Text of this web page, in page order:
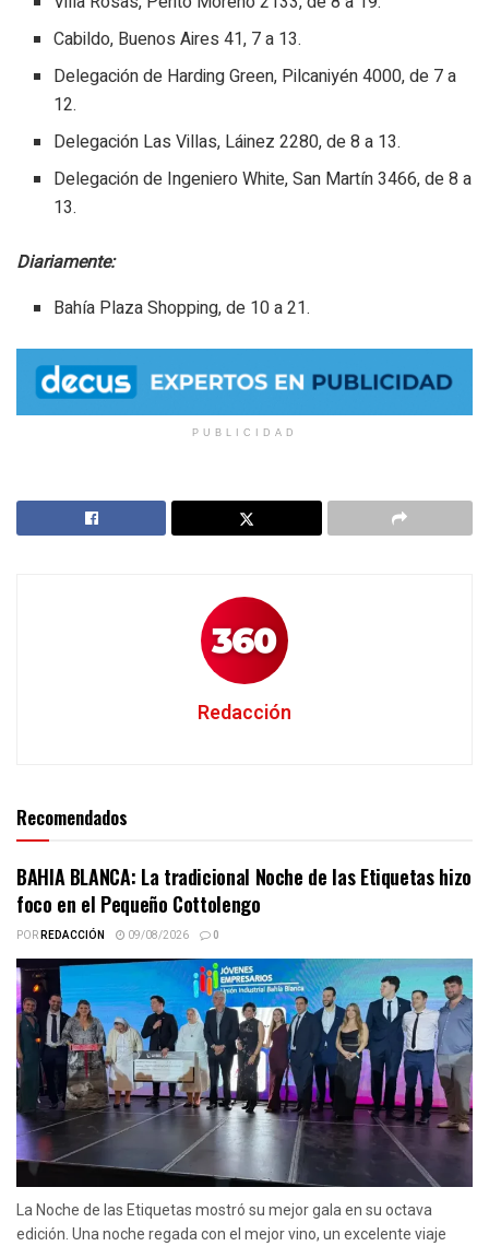
Cabildo, Buenos Aires 41, 7 a 13.
Delegación de Harding Green, Pilcaniyén 4000, de 7 a
12.
Delegación Las Villas, Láinez 2280, de 8 a 13.
Delegación de Ingeniero White, San Martín 3466, de 8 a
13.
Diariamente:
Bahía Plaza Shopping, de 10 a 21.
PUBLICIDAD
Redacción
Recomendados
BAHIA BLANCA: La tradicional Noche de las Etiquetas hizo
foco en el Pequeño Cottolengo
PORREDACCIÓN 09/08/2026 0
La Noche de las Etiquetas mostró su mejor gala en su octava
edición. Una noche regada con el mejor vino, un excelente viaje